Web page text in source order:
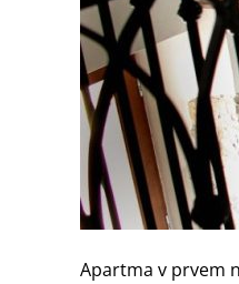
Apartma v prvem